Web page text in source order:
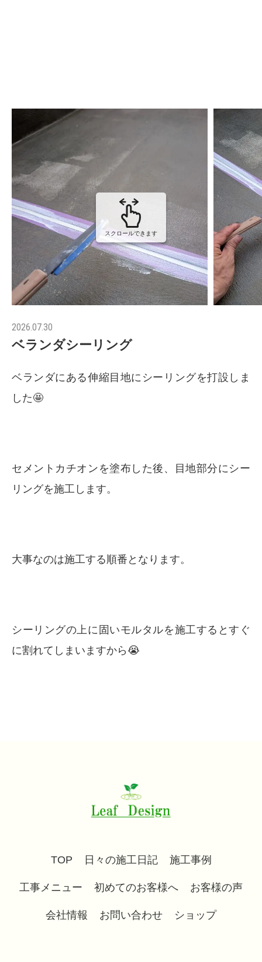
スクロールできます
2026.07.30
ベランダシーリング
ベランダにある伸縮目地にシーリングを打設しま
した🤩
セメントカチオンを塗布した後、目地部分にシー
リングを施工します。
大事なのは施工する順番となります。
シーリングの上に固いモルタルを施工するとすぐ
に割れてしまいますから😭
TOP 日々の施工日記 施工事例
工事メニュー 初めてのお客様へ お客様の声
会社情報 お問い合わせ ショップ